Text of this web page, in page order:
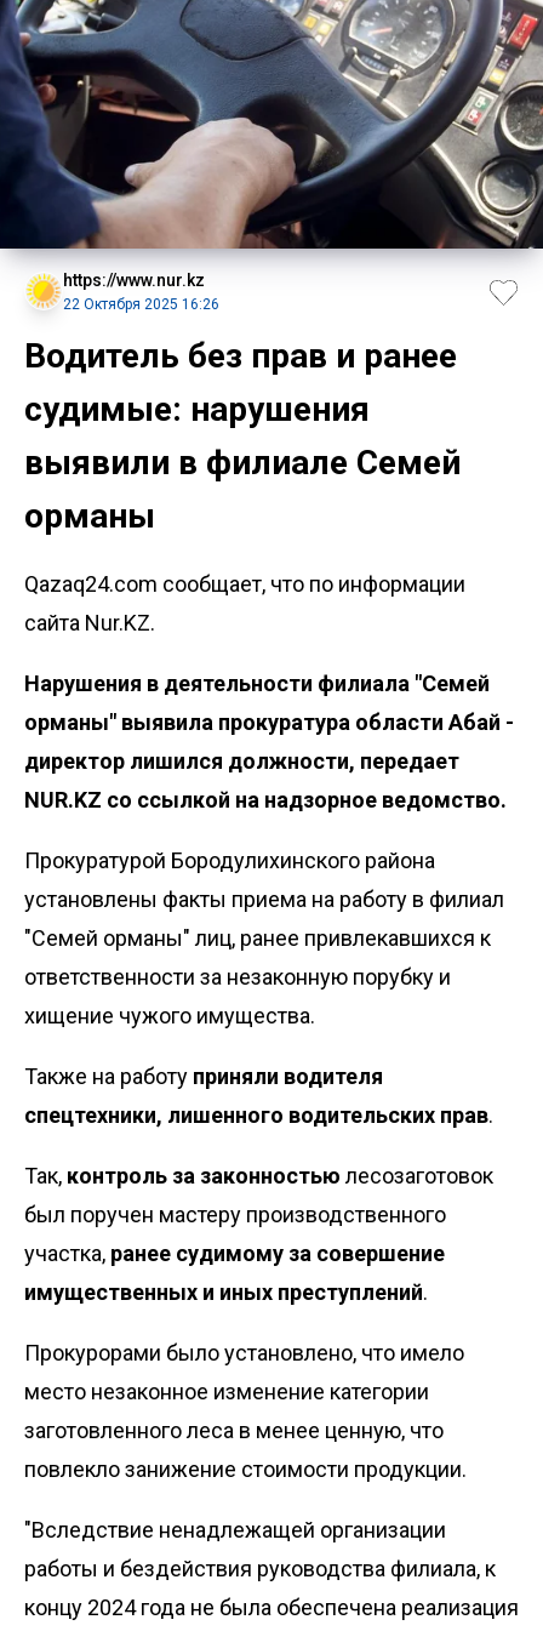
https://www.nur.kz
22 Октября 2025 16:26
Водитель без прав и ранее
судимые: нарушения
выявили в филиале Семей
орманы
Qazaq24.com сообщает, что по информации
сайта Nur.KZ.
Нарушения в деятельности филиала "Семей
орманы" выявила прокуратура области Абай -
директор лишился должности, передает
NUR.KZ со ссылкой на надзорное ведомство.
Прокуратурой Бородулихинского района
установлены факты приема на работу в филиал
"Семей орманы" лиц, ранее привлекавшихся к
ответственности за незаконную порубку и
хищение чужого имущества.
Также на работу приняли водителя
спецтехники, лишенного водительских прав.
Так, контроль за законностью лесозаготовок
был поручен мастеру производственного
участка, ранее судимому за совершение
имущественных и иных преступлений.
Прокурорами было установлено, что имело
место незаконное изменение категории
заготовленного леса в менее ценную, что
повлекло занижение стоимости продукции.
"Вследствие ненадлежащей организации
работы и бездействия руководства филиала, к
концу 2024 года не была обеспечена реализация